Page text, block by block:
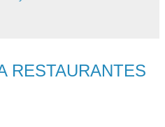
RESTAURANTES